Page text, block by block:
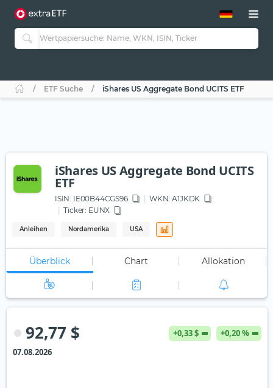
ETF-Guide 2.0
Guide Aktive ETFs
ETF-Sparpläne
ETF Suche iShares US Aggregate Bond UCITS ETF
iShares US Aggregate Bond UCITS
ETF
ISIN: IE00B44CGS96 WKN: A1JKDK
Ticker: EUNX
Anleihen Nordamerika USA
Überblick Chart Allokation
92,77 $ +0,33 $
+0,20 %
07.08.2026